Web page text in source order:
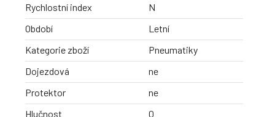
Rychlostní index
N
Období
Letní
Kategorie zboží
Pneumatiky
Dojezdová
ne
Protektor
ne
Hlučnost
0